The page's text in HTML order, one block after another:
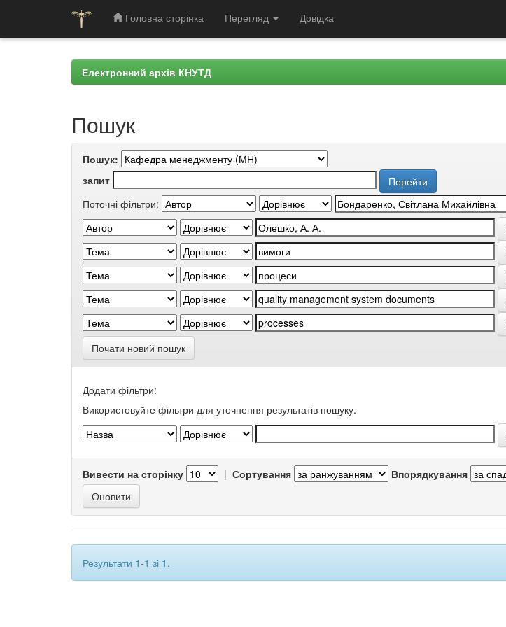
Головна сторінка Перегляд Довідка
Електронний архів КНУТД
Пошук
Пошук:
запит
Поточні фільтри:
Почати новий пошук
Додати фільтри:
Використовуйте фільтри для уточнення результатів пошуку.
Вивести на сторінку | Сортування Впорядкування
Результати 1-1 зі 1.